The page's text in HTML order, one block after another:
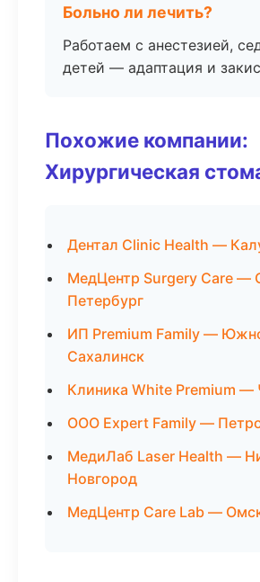
Больно ли лечить?
Работаем с анестезией,
детей — адаптация и
Похожие компании:
Хирургическая
Дентал Clinic Health —
МедЦентр Surgery Care —
Петербург
ИП Premium Family —
Сахалинск
Клиника White Premium —
ООО Expert Family —
МедиЛаб Laser Health —
Новгород
МедЦентр Care Lab —